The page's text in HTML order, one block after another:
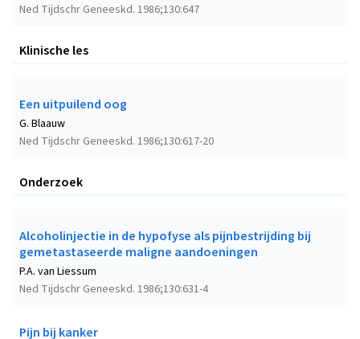
Ned Tijdschr Geneeskd. 1986;130:647
Klinische les
Een uitpuilend oog
Ned Tijdschr Geneeskd. 1986;130:617-20
G. Blaauw
Onderzoek
Alcoholinjectie in de hypofyse als pijnbestrijding bij
gemetastaseerde maligne aandoeningen
Ned Tijdschr Geneeskd. 1986;130:631-4
P.A. van Liessum
Pijn bij kanker